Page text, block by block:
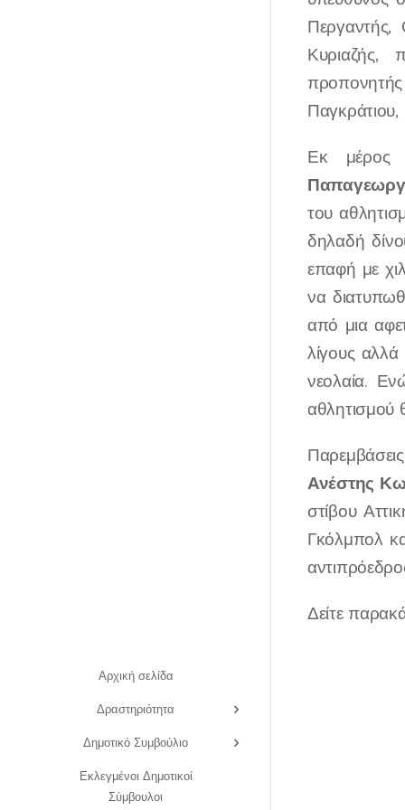
Αρχική σελίδα
Δραστηριότητα
Δημοτικό Συμβούλιο
Εκλεγμένοι Δημοτικοί
Σύμβουλοι
Περγαντής,
Κυριαζής,
Εκ μέρος
του
δηλαδή
επαφή με
να
από μια
λίγους αλλά
νεολαία.
αθλητισμού
Ανέστης
στίβου
Γκόλμπολ
Δείτε